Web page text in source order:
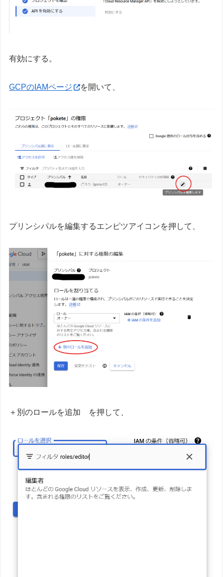
有効にする。
GCPのIAMページ を開いて、
プリンシパルを編集するエンピツアイコンを押して、
＋別のロールを追加 を押して、